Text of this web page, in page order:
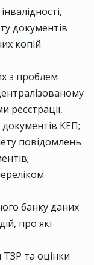
документів
копій
з проблем
реєстрації,
КЕП;
повідомлень
банку даних
про які
ТЗР та оцінки